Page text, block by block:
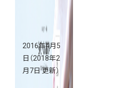
2016年4月5
日 （2018年2
月7日 更新）